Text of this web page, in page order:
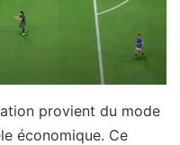
provient du mode
économique. Ce